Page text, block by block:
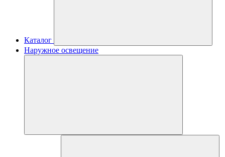
Каталог
Наружное освещение